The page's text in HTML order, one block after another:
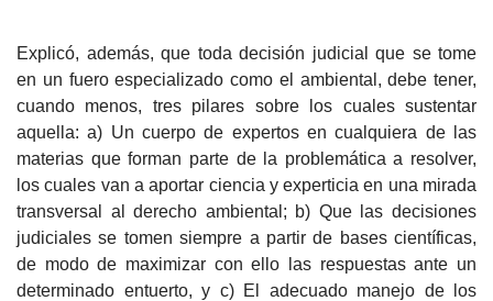
Explicó, además, que toda decisión judicial que se tome
en un fuero especializado como el ambiental, debe tener,
cuando menos, tres pilares sobre los cuales sustentar
aquella: a) Un cuerpo de expertos en cualquiera de las
materias que forman parte de la problemática a resolver,
los cuales van a aportar ciencia y experticia en una mirada
transversal al derecho ambiental; b) Que las decisiones
judiciales se tomen siempre a partir de bases científicas,
de modo de maximizar con ello las respuestas ante un
determinado entuerto, y c) El adecuado manejo de los